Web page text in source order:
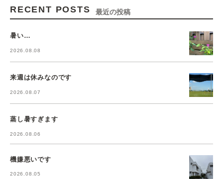
RECENT POSTS 最近の投稿
暑い…
2026.08.08
来週は休みなのです
2026.08.07
蒸し暑すぎます
2026.08.06
機嫌悪いです
2026.08.05